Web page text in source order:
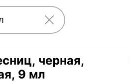
черная,
9 мл